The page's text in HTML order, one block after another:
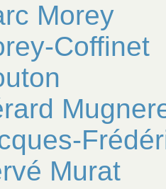
Morey
Coffinet
Murat